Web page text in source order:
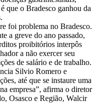
que o Bradesco ganhou da
foi problema no Bradesco.
a greve do ano passado,
proibitórios interpôs
a não exercer seu
de salário e de trabalho.
Silvio Romero e
até que se instaure uma
empresa”, afirma o diretor
Osasco e Região, Walcir